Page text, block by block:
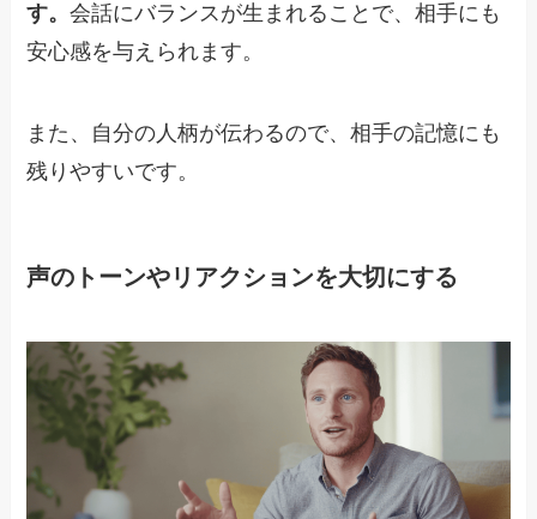
す。会話にバランスが生まれることで、相手にも
安心感を与えられます。
また、自分の人柄が伝わるので、相手の記憶にも
残りやすいです。
声のトーンやリアクションを大切にする